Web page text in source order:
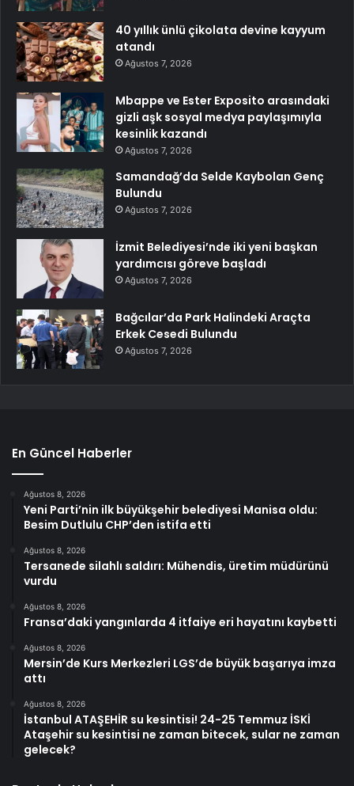
40 yıllık ünlü çikolata devine kayyum
atandı
Ağustos 7, 2026
Mbappe ve Ester Exposito arasındaki
gizli aşk sosyal medya paylaşımıyla
kesinlik kazandı
Ağustos 7, 2026
Samandağ’da Selde Kaybolan Genç
Bulundu
Ağustos 7, 2026
İzmit Belediyesi’nde iki yeni başkan
yardımcısı göreve başladı
Ağustos 7, 2026
Bağcılar’da Park Halindeki Araçta
Erkek Cesedi Bulundu
Ağustos 7, 2026
En Güncel Haberler
Ağustos 8, 2026
Yeni Parti’nin ilk büyükşehir belediyesi Manisa oldu:
Besim Dutlulu CHP’den istifa etti
Ağustos 8, 2026
Tersanede silahlı saldırı: Mühendis, üretim müdürünü
vurdu
Ağustos 8, 2026
Fransa’daki yangınlarda 4 itfaiye eri hayatını kaybetti
Ağustos 8, 2026
Mersin’de Kurs Merkezleri LGS’de büyük başarıya imza
attı
Ağustos 8, 2026
İstanbul ATAŞEHİR su kesintisi! 24-25 Temmuz İSKİ
Ataşehir su kesintisi ne zaman bitecek, sular ne zaman
gelecek?